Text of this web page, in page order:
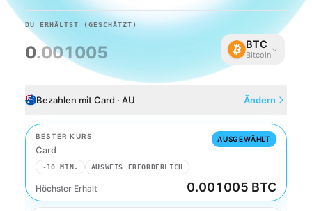
DU ERHÄLTST (GESCHÄTZT)
0.001005 BTC
Bitcoin
Bezahlen mit Card · AU Ändern
BESTER KURS
Card
AUSGEWÄHLT
~10 MIN. AUSWEIS ERFORDERLICH
Höchster Erhalt 0.001005 BTC
Card